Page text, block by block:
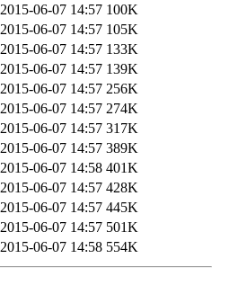
2015-06-07 14:57 100K
2015-06-07 14:57 105K
2015-06-07 14:57 133K
2015-06-07 14:57 139K
2015-06-07 14:57 256K
2015-06-07 14:57 274K
2015-06-07 14:57 317K
2015-06-07 14:57 389K
2015-06-07 14:58 401K
2015-06-07 14:57 428K
2015-06-07 14:57 445K
2015-06-07 14:57 501K
2015-06-07 14:58 554K